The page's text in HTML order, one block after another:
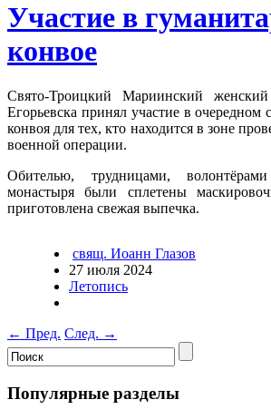
Участие в
конвое
Свято-Троицкий Мариинский
Егорьевска принял участие в очередном
конвоя для тех, кто находится в зоне
военной операции.
Обителью, трудницами,
монастыря были сплетены
приготовлена свежая выпечка.
свящ. Иоанн Глазов
27 июля 2024
Летопись
← Пред. След. →
Популярные разделы